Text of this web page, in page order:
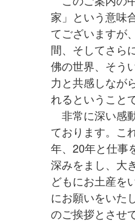
家」という意味
てございますが
間、そしてさら
佛の世界、そう
力と共感しなが
れるということ
非常に深い感
ております。こ
年、20年と仕事
深みをまし、大
どもにお土産を
にお願いをいた
のご挨拶とさせ